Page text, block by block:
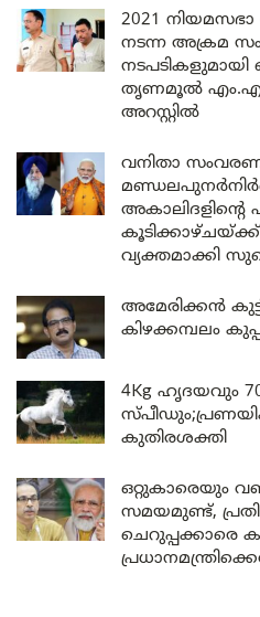
2021
നടന്ന അക്രമ
തൃണമൂൽ
അറസ്റ്റിൽ
വനിതാ
കൂടിക്കാഴ്ചയ്ക്ക്
വ്യക്തമാക്കി
അമേരിക്കൻ
കിഴക്കമ്പലം
4Kg ഹൃദയവും
കുതിരശക്തി
ഒറ്റുകാരെയും
സമയമുണ്ട്,
ചെറുപ്പക്കാരെ